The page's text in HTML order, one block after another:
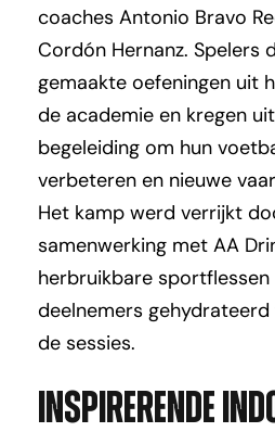
coaches Antonio Bravo
Cordón Hernanz. Spelers
gemaakte oefeningen uit
de academie en kregen
begeleiding om hun
verbeteren en nieuwe
Het kamp werd verrijkt
samenwerking met AA
herbruikbare
deelnemers
de sessies.
Inspirerende